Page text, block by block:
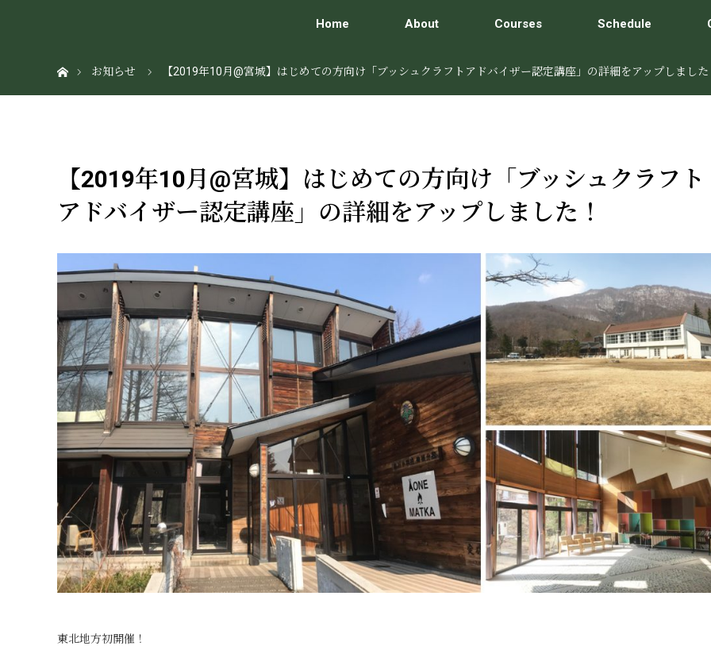
Home About Courses Schedule
お知らせ
【2019年10月@宮城】はじめての方向け「ブッシュクラフトアドバイザー認定講座」の詳細をアップしました
【2019年10月@宮城】はじめての方向け「ブッシュクラフト
アドバイザー認定講座」の詳細をアップしました！
東北地方初開催！